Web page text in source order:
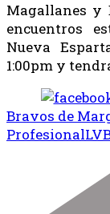
Magallanes y
encuentros
Nueva
1:00pm y
Bravos de
Profesional